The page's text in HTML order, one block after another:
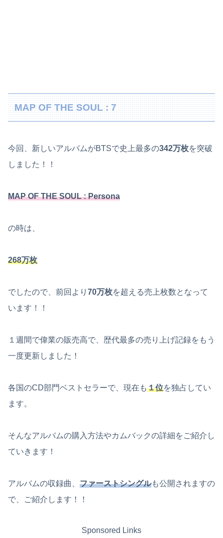
MAP OF THE SOUL : 7
今回、新しいアルバムがBTSで史上最多の342万枚を突破
しました！！
MAP OF THE SOUL : Persona
の時は、
268万枚
でしたので、前回より 70万枚を超える売上枚数となって
います！！
１週間で偉業の販売高で、歴代最多の売り上げ記録をもう
一度更新しました！
各国のCD部門ベストセラーで、現在も１位を独占してい
ます。
そんなアルバムの購入方法やカムバックの詳細をご紹介し
ていきます！
アルバムの収録曲、 ファーストシングルも公開されますの
で、ご紹介します！！
Sponsored Links